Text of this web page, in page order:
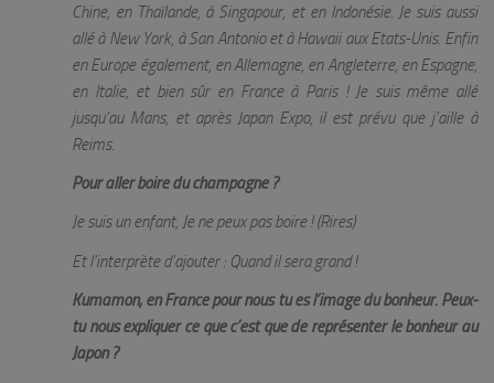
Chine, en Thaïlande, à Singapour, et en Indonésie. Je suis aussi
allé à New York, à San Antonio et à Hawaii aux Etats-Unis. Enfin
en Europe également, en Allemagne, en Angleterre, en Espagne,
en Italie, et bien sûr en France à Paris ! Je suis même allé
jusqu’au Mans, et après Japan Expo, il est prévu que j’aille à
Reims.
Pour aller boire du champagne ?
Je suis un enfant, Je ne peux pas boire ! (Rires)
Et l’interprète d’ajouter : Quand il sera grand !
Kumamon, en France pour nous tu es l’image du bonheur. Peux-
tu nous expliquer ce que c’est que de représenter le bonheur au
Japon ?